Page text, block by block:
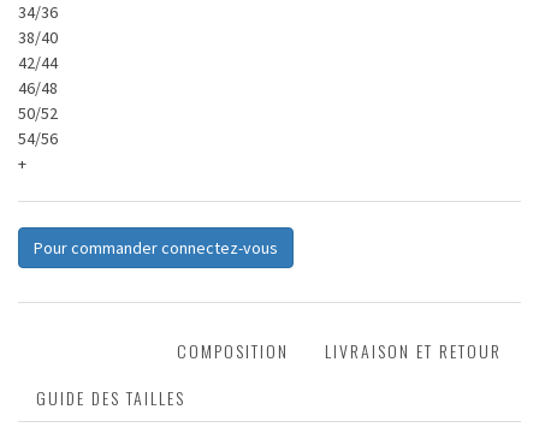
34/36
38/40
42/44
46/48
50/52
54/56
+
Pour commander connectez-vous
COMPOSITION
LIVRAISON ET RETOUR
GUIDE DES TAILLES